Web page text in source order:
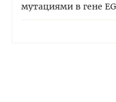
мутациями в гене